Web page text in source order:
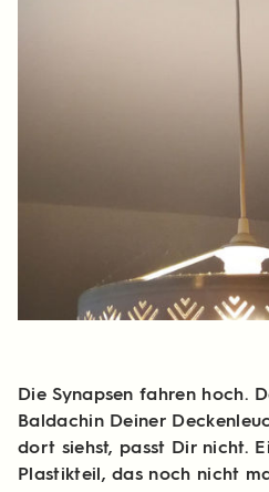
Die Synapsen fahren hoch.
Baldachin Deiner
dort siehst, passt Dir nicht.
Plastikteil, das noch nicht